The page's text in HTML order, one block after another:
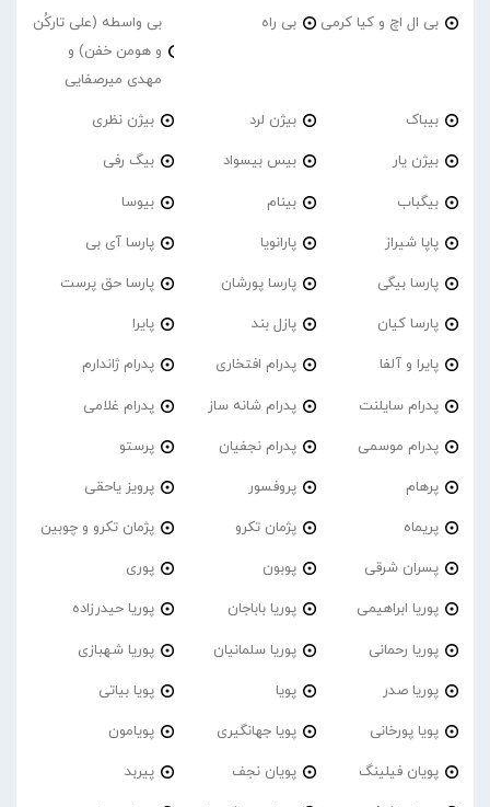
بی ال اچ و کیا کرمی بی راه
بی واسطه (علی تارکُن
و هومن خفن) و
مهدی میرصفایی
بیباک بیژن لرد بیژن نظری
بیژن یار بیس بیسواد بیگ رفی
بیگباب بینام بیوسا
پاپا شیراز پارانویا پارسا آی بی
پارسا بیگی پارسا پورشان پارسا حق پرست
پارسا کیان پازل بند پایرا
پایرا و آلفا پدرام افتخاری پدرام ژاندارم
پدرام‌ سایلنت پدرام شانه ساز پدرام غلامی
پدرام موسمی پدرام نجفیان پرستو
پرهام پروفسور پرویز یاحقی
پریماه پژمان تکرو پژمان تکرو و چوبین
پسران شرقی پوبون پوری
پوریا ابراهیمی پوریا باباجان پوریا حیدرزاده
پوریا رحمانی پوریا سلمانیان پوریا شهبازی
پوریا صدر پویا پویا بیاتی
پویا پورخانی پویا جهانگیری پویامون
پویان فیلینگ پویان نجف پیربد